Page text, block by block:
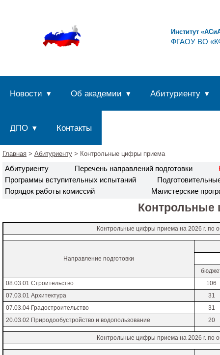
Институт
ФГАОУ ВО
Новости Об академии Абитуриенту
ДПО Контакты
Главная > Абитуриенту > Контрольные цифры приема
Абитуриенту Перечень направлений подготовки
Программы вступительных испытаний
Порядок работы комиссий
Магистерские
Контрольные цифры приема на 2026 г. по
Направление подготовки
08.03.01 Строительство
106
07.03.01 Архитектура
31
07.03.04 Градостроительство
31
20.03.02 Природообустройство и водопользование
20
Контрольные цифры приема на 2026 г. по